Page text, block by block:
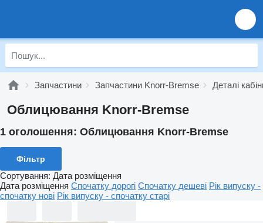
Запчастини Запчастини Knorr-Bremse Деталі
Облицювання Knorr-Bremse
1 оголошення: Облицювання Knorr-Bremse
Фільтр
Сортування: Дата розміщення
Дата розміщення Спочатку дорогі Спочатку дешеві Рік випуску -
спочатку нові Рік випуску - спочатку старі